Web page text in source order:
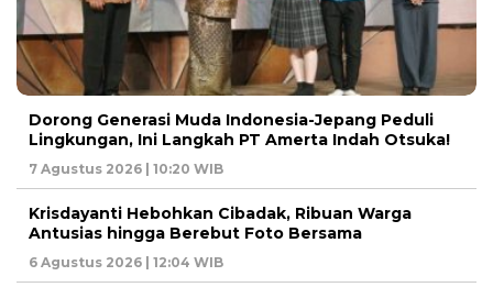
Dorong Generasi Muda Indonesia-Jepang Peduli
Lingkungan, Ini Langkah PT Amerta Indah Otsuka!
7 Agustus 2026 | 10:20 WIB
Krisdayanti Hebohkan Cibadak, Ribuan Warga
Antusias hingga Berebut Foto Bersama
6 Agustus 2026 | 12:04 WIB